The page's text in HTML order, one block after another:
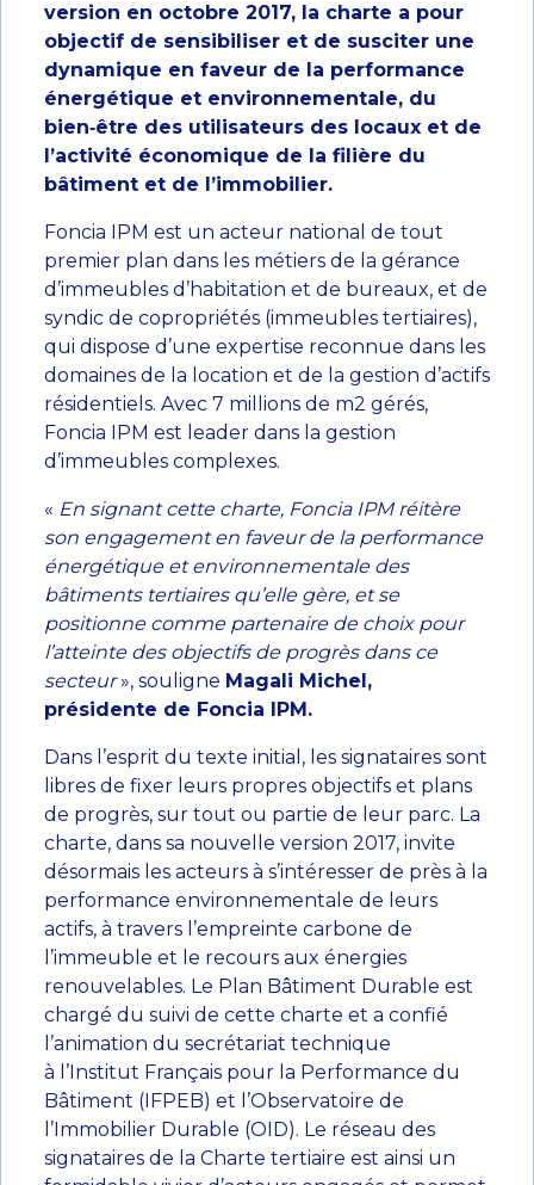
version en octobre 2017, la charte a pour
objectif de sensibiliser et de susciter une
dynamique en faveur de la performance
énergétique et environnementale, du
bien‐être des utilisateurs des locaux et de
l’activité économique de la filière du
bâtiment et de l’immobilier.
Foncia IPM est un acteur national de tout
premier plan dans les métiers de la gérance
d’immeubles d’habitation et de bureaux, et de
syndic de copropriétés (immeubles tertiaires),
qui dispose d’une expertise reconnue dans les
domaines de la location et de la gestion d’actifs
résidentiels. Avec 7 millions de m2 gérés,
Foncia IPM est leader dans la gestion
d’immeubles complexes.
« En signant cette charte, Foncia IPM réitère
son engagement en faveur de la performance
énergétique et environnementale des
bâtiments tertiaires qu’elle gère, et se
positionne comme partenaire de choix pour
l’atteinte des objectifs de progrès dans ce
secteur», souligne Magali Michel,
présidente de Foncia IPM.
Dans l’esprit du texte initial, les signataires sont
libres de fixer leurs propres objectifs et plans
de progrès, sur tout ou partie de leur parc. La
charte, dans sa nouvelle version 2017, invite
désormais les acteurs à s’intéresser de près à la
performance environnementale de leurs
actifs, à travers l’empreinte carbone de
l’immeuble et le recours aux énergies
renouvelables. Le Plan Bâtiment Durable est
chargé du suivi de cette charte et a confié
l’animation du secrétariat technique
à l’Institut Français pour la Performance du
Bâtiment (IFPEB) et l’Observatoire de
l’Immobilier Durable (OID). Le réseau des
signataires de la Charte tertiaire est ainsi un